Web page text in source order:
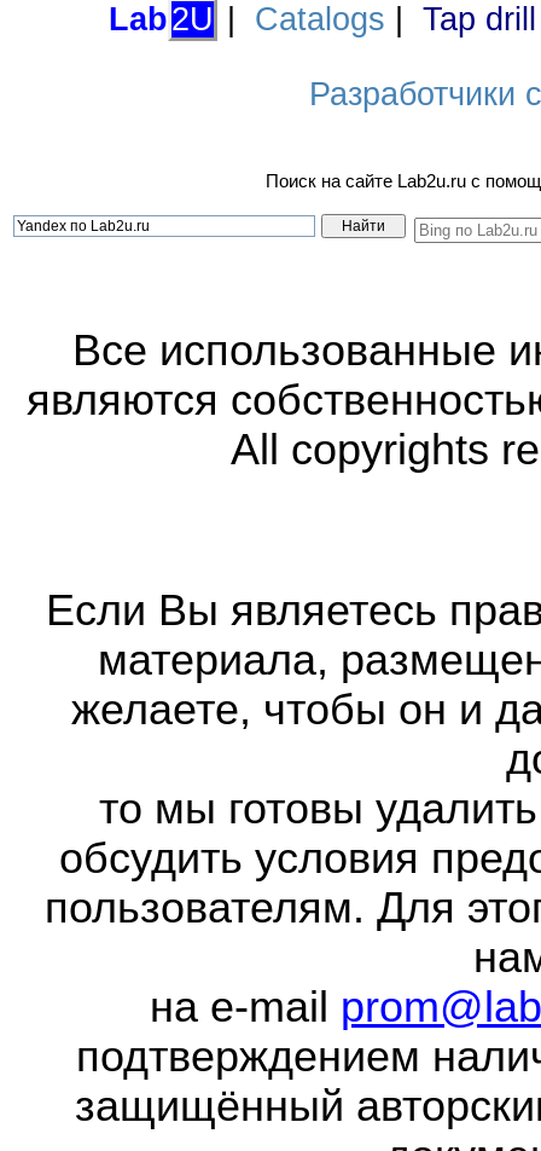
Lab2U Catalogs Tap
Разработчики
Поиск на сайте Lab2u.ru с
Все использованные
являются
All copyrights
Если Вы являетесь
материала,
желаете, чтобы он и
то мы готовы
обсудить условия
пользователям. Для
на e-mail
подтверждением
защищённый